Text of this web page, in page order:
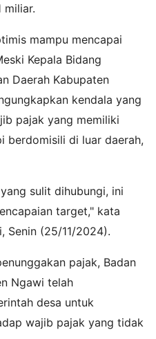
miliar.
mampu mencapai
Kepala Bidang
Daerah Kabupaten
kendala yang
pajak yang memiliki
berdomisili di luar daerah,
sulit dihubungi, ini
target," kata
Senin (25/11/2024).
pajak, Badan
Ngawi telah
desa untuk
wajib pajak yang tidak